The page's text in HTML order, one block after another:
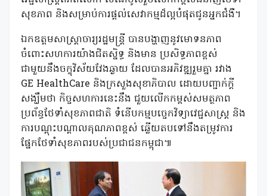
សុខភាព និងសម្រាប់ការផ្តល់សេវាកម្មដ៏ល្អបំផុតជូនអ្នកជំងឺ។
ឯកឧត្តមសាស្ត្រាចារ្យរដ្ឋមន្ត្រី បានបង្ហាញនូវមោទនភាព
ចំពោះសហការយ៉ាងជិតស្និទ្ធ និងមាន ប្រសិទ្ធភាពខ្ពស់
ជាមួយនឹងចក្ខុវិស័យវែងឆ្ងាយ ដែលបានអភិវឌ្ឍរួមគ្នា រវាង
GE HealthCare និងក្រសួងសុខាភិបាល ដោយបញ្ជាក់ក្តី
សង្ឃឹមថា កិច្ចសហការនេះនឹង ជួយលើកកម្ពស់សមត្ថភាព
ប្រព័ន្ធថែទាំសុខភាពជាតិ ទំនើបកម្មបច្ចេកវិទ្យាវេជ្ជសាស្ត្រ និង
ការបណ្តុះបណ្តាលគុណភាពខ្ពស់ ឆ្លើយតបទៅនឹងតម្រូវការ
ផ្នែកថែទាំសុខភាពរបស់ប្រជាជនកម្ពុជា៕